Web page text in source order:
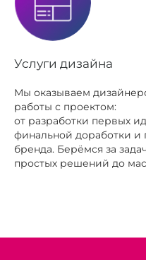
Услуги дизайна
Мы оказываем
работы с проектом:
от разработки первых
финальной доработки
бренда. Берёмся за
простых решений до